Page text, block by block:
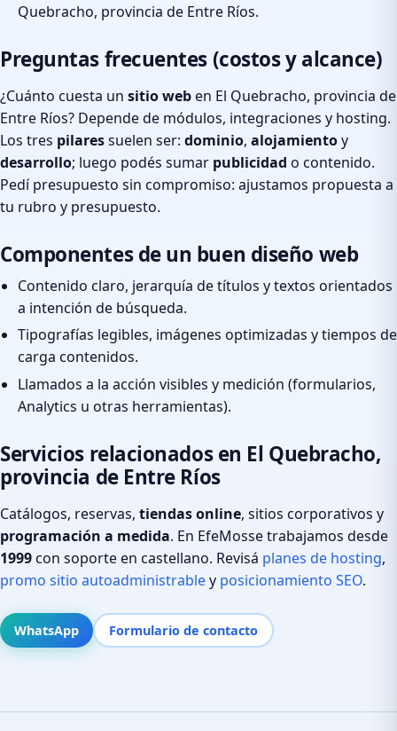
Quebracho, provincia de Entre Ríos.
Preguntas frecuentes (costos y alcance)
¿Cuánto cuesta un sitio weben El Quebracho, provincia de
Entre Ríos? Depende de módulos, integraciones y hosting.
Los tres pilaressuelen ser: dominio, alojamientoy
desarrollo; luego podés sumar publicidad o contenido.
Pedí presupuesto sin compromiso: ajustamos propuesta a
tu rubro y presupuesto.
Componentes de un buen diseño web
Contenido claro, jerarquía de títulos y textos orientados
a intención de búsqueda.
Tipografías legibles, imágenes optimizadas y tiempos de
carga contenidos.
Llamados a la acción visibles y medición (formularios,
Analytics u otras herramientas).
Servicios relacionados en El Quebracho,
provincia de Entre Ríos
Catálogos, reservas, tiendas online, sitios corporativos y
programación a medida. En EfeMosse trabajamos desde
1999con soporte en castellano. Revisá planes de hosting,
promo sitio autoadministrabley posicionamiento SEO.
WhatsApp Formulario de contacto